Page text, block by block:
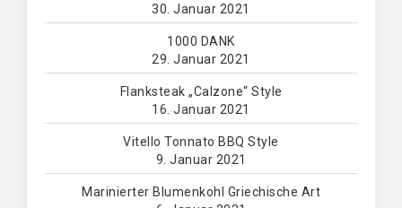
30. Januar 2021
1000 DANK
29. Januar 2021
Flanksteak „Calzone“ Style
16. Januar 2021
Vitello Tonnato BBQ Style
9. Januar 2021
Marinierter Blumenkohl Griechische Art